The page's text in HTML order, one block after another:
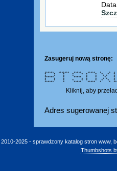
Zasugeruj nową stronę:
****** ******* *****
* * * * * * * *
* * * * * * * *
****** * ***** *
* * * * * * * *
* * * * * * * *
****** * ***** ***** * *
Kliknij, aby
Adres sugerowanej
 2010-2025 - sprawdzony katalog stron www,
Thumbshots